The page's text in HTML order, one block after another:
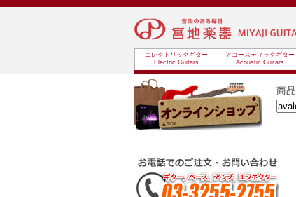
エレクトリックギター
Electric Guitars
アコースティックギター
Acoustic Guitars
商